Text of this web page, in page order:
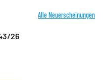
Alle Neuerscheinungen
26